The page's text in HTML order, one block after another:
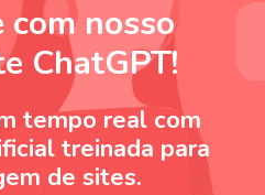
com nosso
ChatGPT!
tempo real com
treinada para
de sites.